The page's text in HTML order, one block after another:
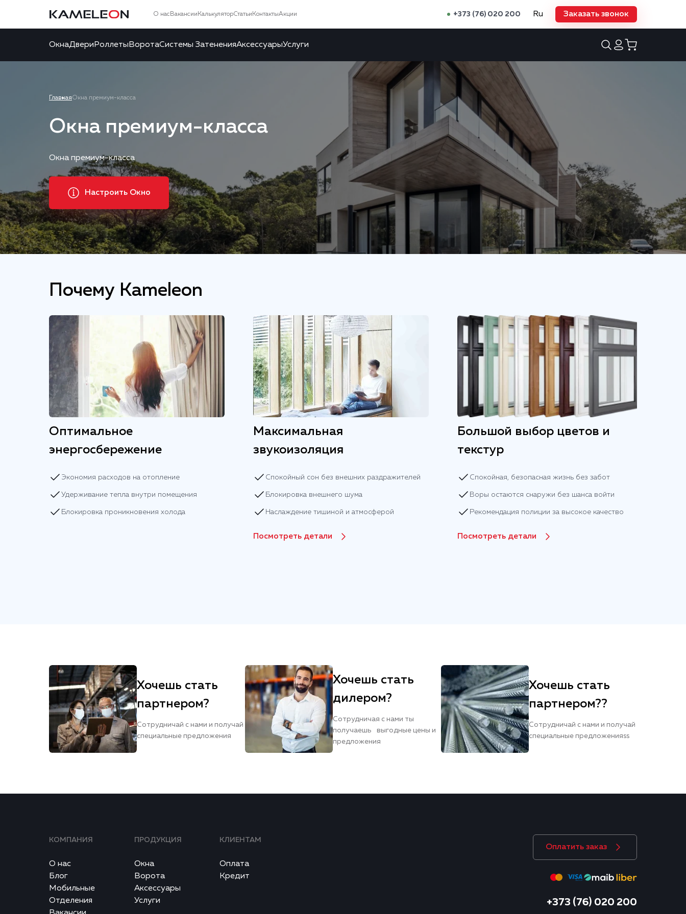
О нас Вакансии КалькуляторСтатьи КонтактыАкции +373 (76) 020 200 Ru Заказать звонок
ОкнаДвери Роллеты ВоротаСистемы ЗатененияАксессуарыУслуги
ГлавнаяОкна премиум-класса
Окна премиум-класса
Окна премиум-класса
Настроить Окно
Почему Kameleon
Оптимальное
энергосбережение
Экономия расходов на отопление
Удерживание тепла внутри помещения
Блокировка проникновения холода
Максимальная
звукоизоляция
Спокойный сон без внешних раздражителей
Блокировка внешнего шума
Наслаждение тишиной и атмосферой
Посмотреть детали
Большой выбор цветов и
текстур
Спокойная, безопасная жизнь без забот
Воры остаются снаружи без шанса войти
Рекомендация полиции за высокое качество
Посмотреть детали
Хочешь стать
партнером?
Сотрудничай с нами и получай
специальные предложения
Хочешь стать
дилером?
Сотрудничая с нами ты
получаешь выгодные цены и
предложения
Хочешь стать
партнером??
Сотрудничай с нами и получай
специальные предложенияss
КОМПАНИЯ
О нас
Блог
Мобильные
Отделения
ПРОДУКЦИЯ
Окна
Ворота
Аксессуары
Услуги
КЛИЕНТАМ
Оплата
Кредит
Оплатить заказ
+373 (76) 020 200